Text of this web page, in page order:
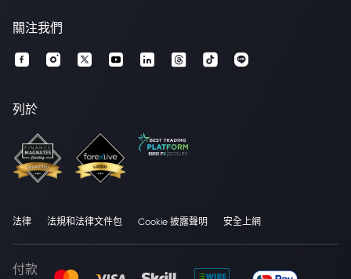
關注我們
列於
法律 法規和法律文件包 Cookie 披露聲明 安全上網
付款